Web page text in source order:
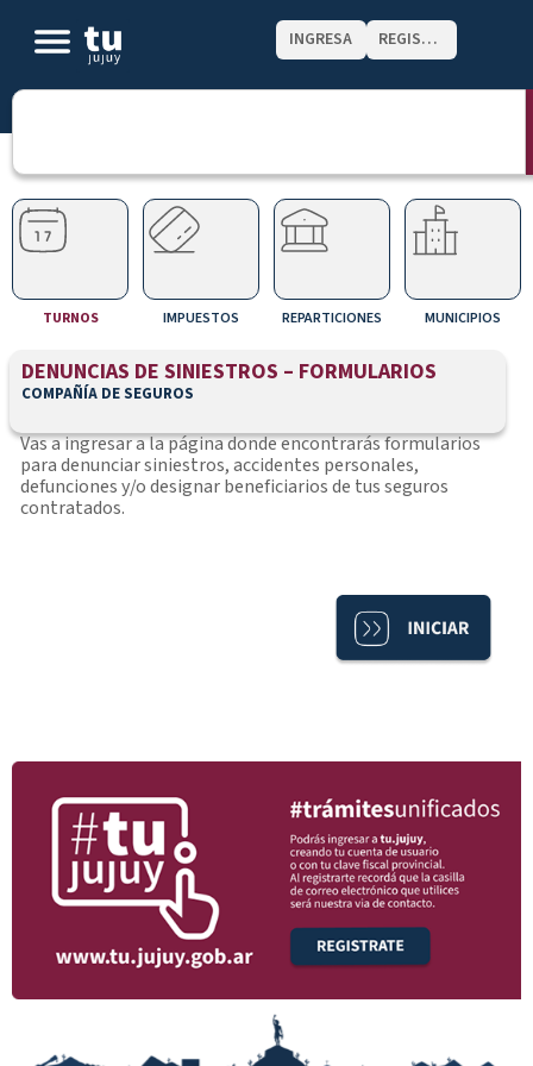
INGRESA REGISTRATE
TURNOS IMPUESTOS REPARTICIONES MUNICIPIOS
DENUNCIAS DE SINIESTROS – FORMULARIOS
COMPAÑÍA DE SEGUROS
Vas a ingresar a la página donde encontrarás formularios
para denunciar siniestros, accidentes personales,
defunciones y/o designar beneficiarios de tus seguros
contratados.